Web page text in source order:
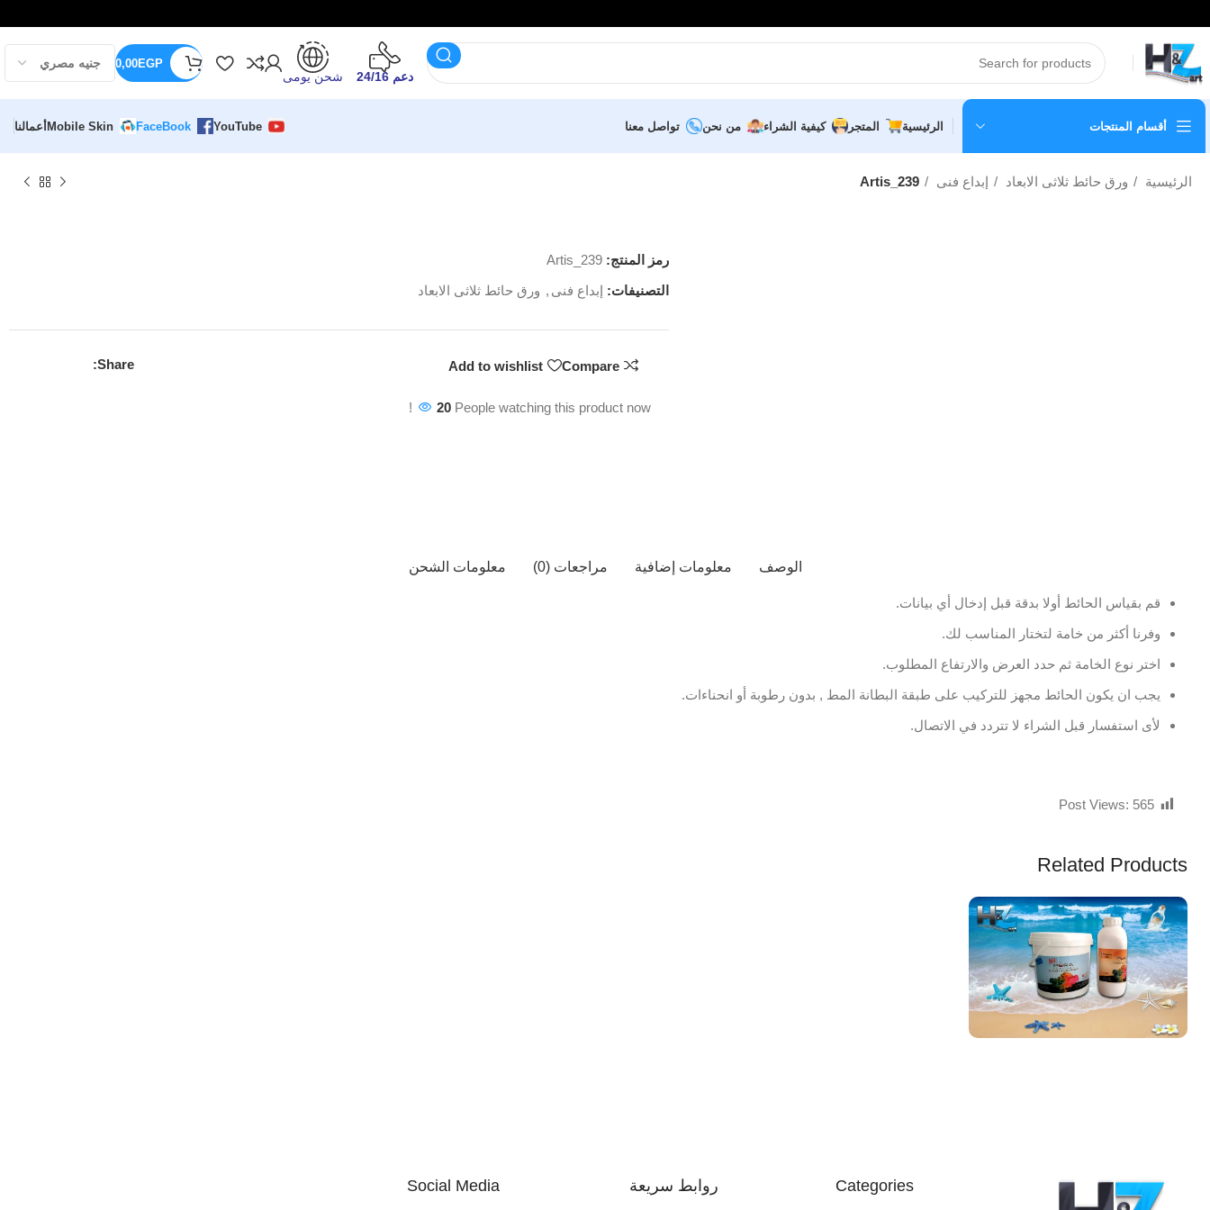
دعم 24/16 شحن يومى
0,00EGP
أقسام المنتجات الرئيسية المتجر كيفية الشراء من نحن تواصل معنا YouTube
FaceBook
Mobile Skinأعمالنا
الرئيسية ورق حائط ثلاثى الابعاد إبداع فنى Artis_239
رمز المنتج: Artis_239
التصنيفات: إبداع فنى , ورق حائط ثلاثى الابعاد
Compare
Add to wishlist
Share:
20 People watching this product now!
الوصف معلومات إضافية مراجعات (0) معلومات الشحن
قم بقياس الحائط أولا بدقة قبل إدخال أي بيانات.
وفرنا أكثر من خامة لتختار المناسب لك.
اختر نوع الخامة ثم حدد العرض والارتفاع المطلوب.
يجب ان يكون الحائط مجهز للتركيب على طبقة البطانة المط , بدون رطوبة أو انحناءات.
لأى استفسار قبل الشراء لا تتردد في الاتصال.
Post Views: 565
Related Products
Categories روابط سريعة Social Media